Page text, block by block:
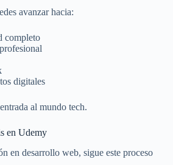
avanzar hacia:
completo
digitales
al mundo tech.
en Udemy
en desarrollo web, sigue este proceso